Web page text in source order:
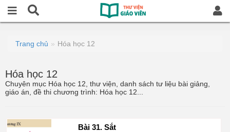
Trang chủ Hóa học 12
Hóa học 12
Chuyên mục Hóa học 12, thư viện, danh sách tư liệu bài giảng,
giáo án, đề thi chương trình: Hóa học 12...
Bài 31. Sắt